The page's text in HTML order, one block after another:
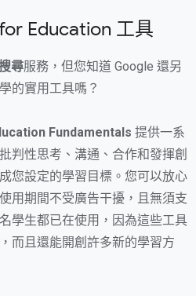
Education 工具
尋服務，但您知道 Google 還另
的實用工具嗎？
Fundamentals 提供一系
判性思考、溝通、合作和發揮創
您設定的學習目標。您可以放心
用期間不受廣告干擾，且無須支
學生都已在使用，因為這些工具
而且還能開創許多新的學習方